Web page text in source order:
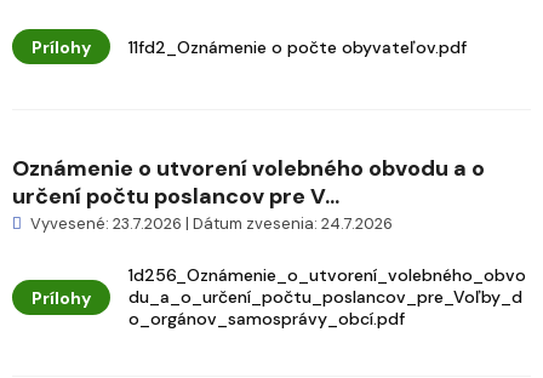
Prílohy 11fd2_Oznámenie o počte obyvateľov.pdf
Oznámenie o utvorení volebného obvodu a o
určení počtu poslancov pre V...
Vyvesené: 23.7.2026 | Dátum zvesenia: 24.7.2026
Prílohy
1d256_Oznámenie_o_utvorení_volebného_obvo
du_a_o_určení_počtu_poslancov_pre_Voľby_d
o_orgánov_samosprávy_obcí.pdf